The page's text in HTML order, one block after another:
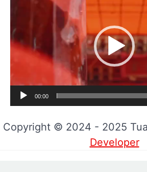
00:00
Copyright © 2024 - 2025
Developer